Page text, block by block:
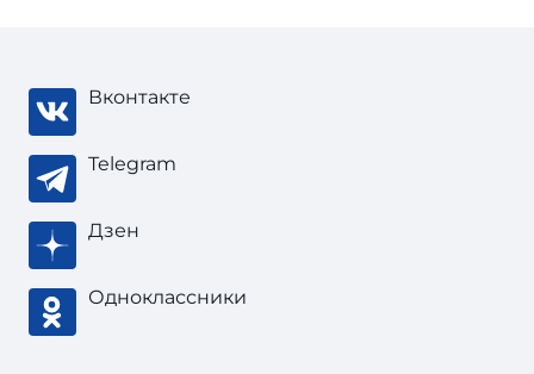
Вконтакте
Telegram
Дзен
Одноклассники